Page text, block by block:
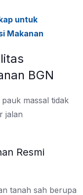
untuk
Makanan
BGN
massal tidak
jalan
Resmi
tanah sah berupa